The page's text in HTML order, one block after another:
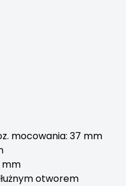
mocowania: 37 mm
mm
otworem